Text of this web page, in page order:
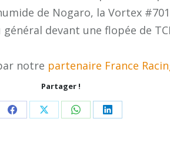
de Nogaro, la Vortex
devant une flopée de
notre partenaire France
Partager !
Share Share Share Share